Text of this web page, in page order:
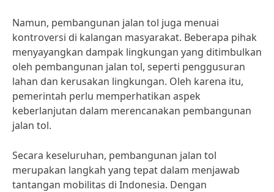
Namun, pembangunan jalan tol juga menuai
kontroversi di kalangan masyarakat. Beberapa pihak
menyayangkan dampak lingkungan yang ditimbulkan
oleh pembangunan jalan tol, seperti penggusuran
lahan dan kerusakan lingkungan. Oleh karena itu,
pemerintah perlu memperhatikan aspek
keberlanjutan dalam merencanakan pembangunan
jalan tol.
Secara keseluruhan, pembangunan jalan tol
merupakan langkah yang tepat dalam menjawab
tantangan mobilitas di Indonesia. Dengan